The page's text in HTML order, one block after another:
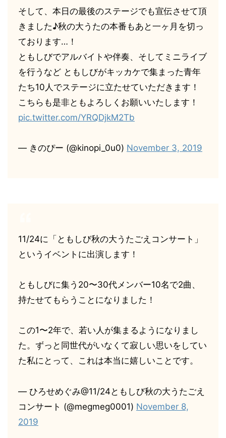
そして、本日の最後のステージでも宣伝させて頂
きました♪秋の大うたの本番もあと一ヶ月を切っ
ております…！
ともしびでアルバイトや伴奏、そしてミニライブ
を行うなど ともしびがキッカケで集まった青年
たち10人でステージに立たせていただきます！
こちらも是非ともよろしくお願いいたします！
pic.twitter.com/YRQDjkM2Tb
— きのぴー (@kinopi_0u0) November 3, 2019
11/24に「ともしび秋の大うたごえコンサート」
というイベントに出演します！
ともしびに集う20〜30代メンバー10名で2曲、
持たせてもらうことになりました！
この1〜2年で、若い人が集まるようになりまし
た。ずっと同世代がいなくて寂しい思いをしてい
た私にとって、これは本当に嬉しいことです。
— ひろせめぐみ@11/24ともしび秋の大うたごえ
コンサート (@megmeg0001) November 8,
2019